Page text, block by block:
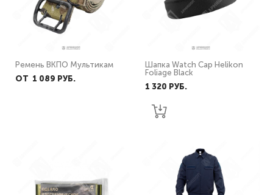
Ремень ВКПО Мультикам
ОТ 1 089 PУБ.
Шапка Watch Cap Helikon
Foliage Black
1 320 PУБ.